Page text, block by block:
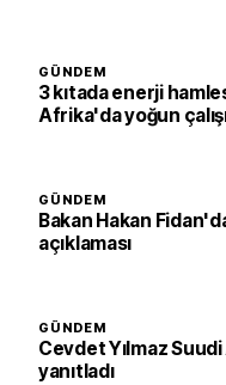
GÜNDEM
3 kıtada enerji
Afrika'da yoğun
GÜNDEM
Bakan Hakan
açıklaması
GÜNDEM
Cevdet Yılmaz
yanıtladı